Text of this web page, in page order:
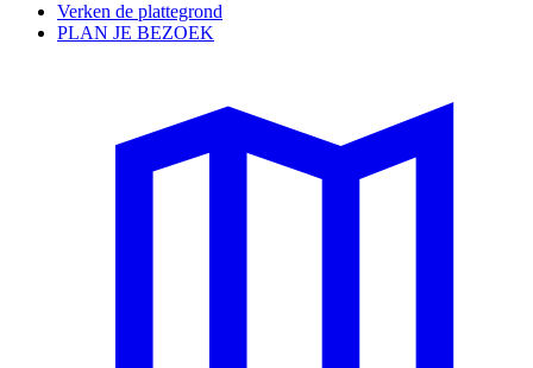
Verken de plattegrond
PLAN JE BEZOEK